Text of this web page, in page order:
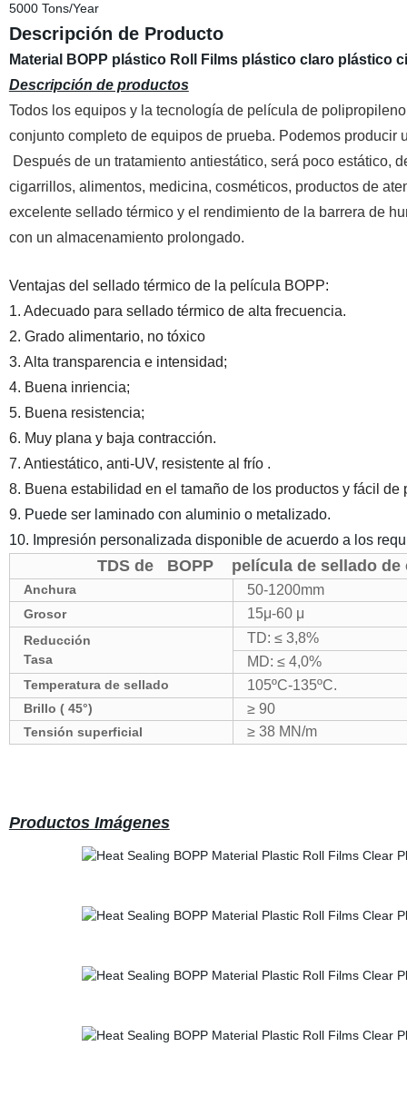
5000 Tons/Year
Descripción de Producto
Material BOPP plástico Roll Films plástico claro plástico
Descripción de productos
Todos los equipos y la tecnología de película de
conjunto completo de equipos de prueba. Podemos producir
Después de un tratamiento antiestático, será poco estático,
cigarrillos, alimentos, medicina, cosméticos, productos de
excelente sellado térmico y el rendimiento de la barrera de
con un almacenamiento prolongado.
Ventajas del sellado térmicode la película BOPP:
1. Adecuado para sellado térmico de alta frecuencia.
2. Grado alimentario, no tóxico
3. Alta transparencia e intensidad;
4. Buena inriencia;
5. Buena resistencia;
6. Muy plana y baja contracción.
7. Antiestático, anti-UV, resistente al frío .
8. Buena estabilidad en el tamaño de los productos y fácil de
9. Puede ser laminado con aluminio o metalizado.
10. Impresión personalizada disponible de acuerdo a los
TDS de BOPPpelícula de sellado de
Anchura 50-1200mm
Grosor 15μ-60 μ
Reducción
Tasa
TD: ≤3,8%
MD: ≤4,0%
Temperatura de sellado 105ºC-135ºC.
Brillo ( 45°) ≥90
Tensión superficial ≥ 38 MN/m
Productos Imágenes